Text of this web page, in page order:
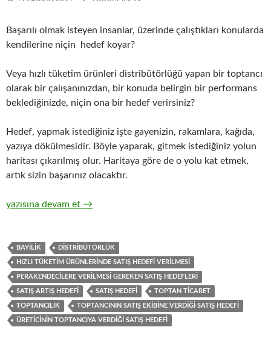
Başarılı olmak isteyen insanlar, üzerinde çalıştıkları konularda
kendilerine niçin hedef koyar?
Veya hızlı tüketim ürünleri distribütörlüğü yapan bir toptancı
olarak bir çalışanınızdan, bir konuda belirgin bir performans
beklediğinizde, niçin ona bir hedef verirsiniz?
Hedef, yapmak istediğiniz işte gayenizin, rakamlara, kağıda,
yazıya dökülmesidir. Böyle yaparak, gitmek istediğiniz yolun
haritası çıkarılmış olur. Haritaya göre de o yolu kat etmek,
artık sizin başarınız olacaktır.
16-Hızlı tüketim ürünlerinin ticari pazarlama ve satış
yazısına devam et →
BAYILIK DISTRIBÜTÖRLÜK
HIZLI TÜKETIM ÜRÜNLERINDE SATIŞ HEDEFI VERILMESI
PERAKENDECILERE VERILMESI GEREKEN SATIŞ HEDEFLERI
SATIŞ ARTIŞ HEDEFI SATIŞ HEDEFI TOPTAN TICARET
TOPTANCILIK TOPTANCININ SATIŞ EKIBINE VERDIĞI SATIŞ HEDEFI
ÜRETICININ TOPTANCIYA VERDIĞI SATIŞ HEDEFI